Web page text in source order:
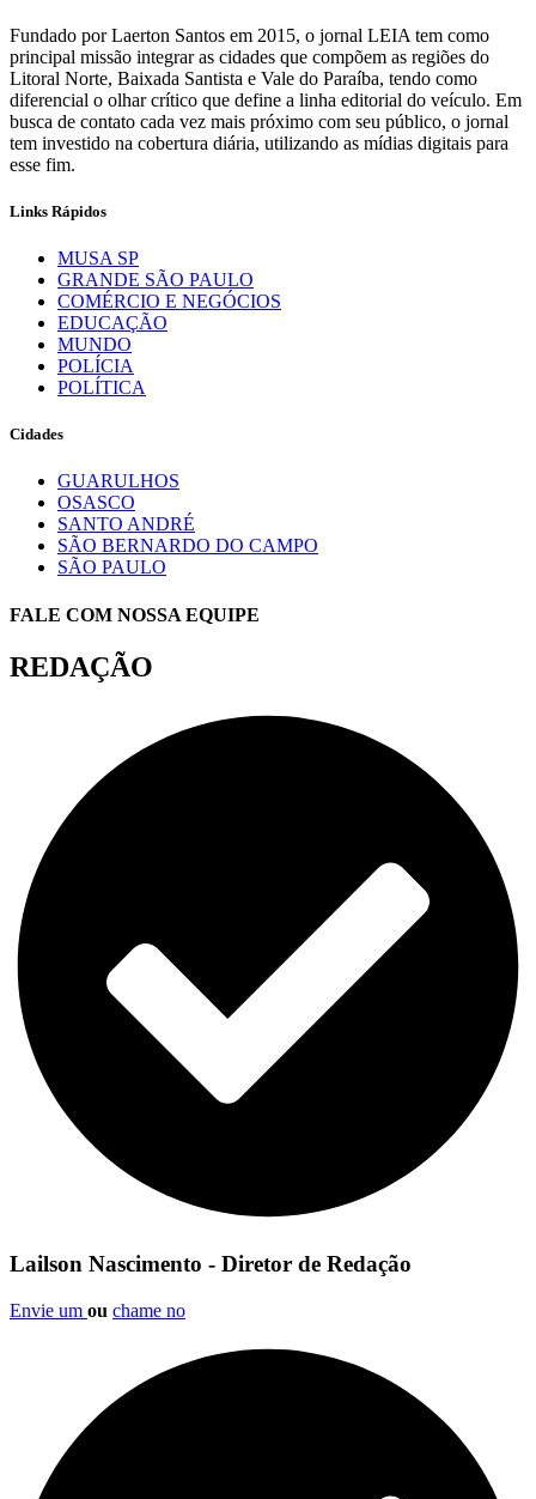
Fundado por Laerton Santos em 2015, o jornal LEIA tem como
principal missão integrar as cidades que compõem as regiões do
Litoral Norte, Baixada Santista e Vale do Paraíba, tendo como
diferencial o olhar crítico que define a linha editorial do veículo. Em
busca de contato cada vez mais próximo com seu público, o jornal
tem investido na cobertura diária, utilizando as mídias digitais para
esse fim.
Links Rápidos
MUSA SP
GRANDE SÃO PAULO
COMÉRCIO E NEGÓCIOS
EDUCAÇÃO
MUNDO
POLÍCIA
POLÍTICA
Cidades
GUARULHOS
OSASCO
SANTO ANDRÉ
SÃO BERNARDO DO CAMPO
SÃO PAULO
FALE COM NOSSA EQUIPE
REDAÇÃO
Lailson Nascimento - Diretor de Redação
Envie um ou chame no